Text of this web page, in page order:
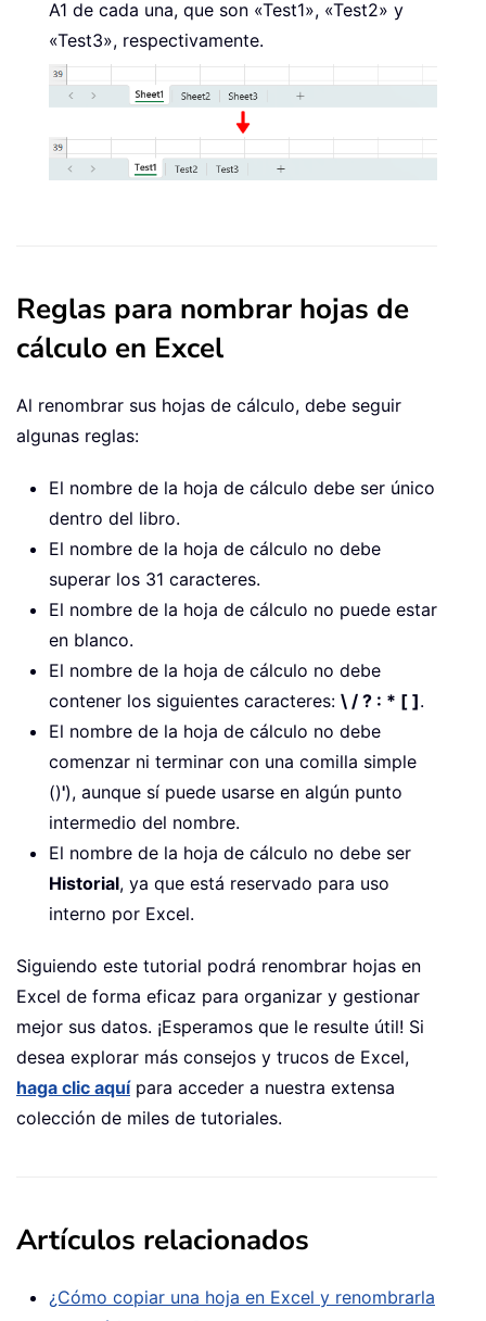
A1 de cada una, que son «Test1», «Test2» y
«Test3», respectivamente.
Reglas para nombrar hojas de
cálculo en Excel
Al renombrar sus hojas de cálculo, debe seguir
algunas reglas:
El nombre de la hoja de cálculo debe ser único
dentro del libro.
El nombre de la hoja de cálculo no debe
superar los 31 caracteres.
El nombre de la hoja de cálculo no puede estar
en blanco.
El nombre de la hoja de cálculo no debe
contener los siguientes caracteres: \ / ? : * [ ].
El nombre de la hoja de cálculo no debe
comenzar ni terminar con una comilla simple
()'), aunque sí puede usarse en algún punto
intermedio del nombre.
El nombre de la hoja de cálculo no debe ser
Historial, ya que está reservado para uso
interno por Excel.
Siguiendo este tutorial podrá renombrar hojas en
Excel de forma eficaz para organizar y gestionar
mejor sus datos. ¡Esperamos que le resulte útil! Si
desea explorar más consejos y trucos de Excel,
haga clic aquípara acceder a nuestra extensa
colección de miles de tutoriales.
Artículos relacionados
¿Cómo copiar una hoja en Excel y renombrarla